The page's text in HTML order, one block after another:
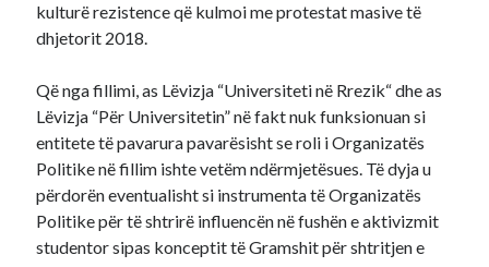
kulturë rezistence që kulmoi me protestat masive të
dhjetorit 2018.
Që nga fillimi, as Lëvizja “Universiteti në Rrezik“ dhe as
Lëvizja “Për Universitetin” në fakt nuk funksionuan si
entitete të pavarura pavarësisht se roli i Organizatës
Politike në fillim ishte vetëm ndërmjetësues. Të dyja u
përdorën eventualisht si instrumenta të Organizatës
Politike për të shtrirë influencën në fushën e aktivizmit
studentor sipas konceptit të Gramshit për shtritjen e